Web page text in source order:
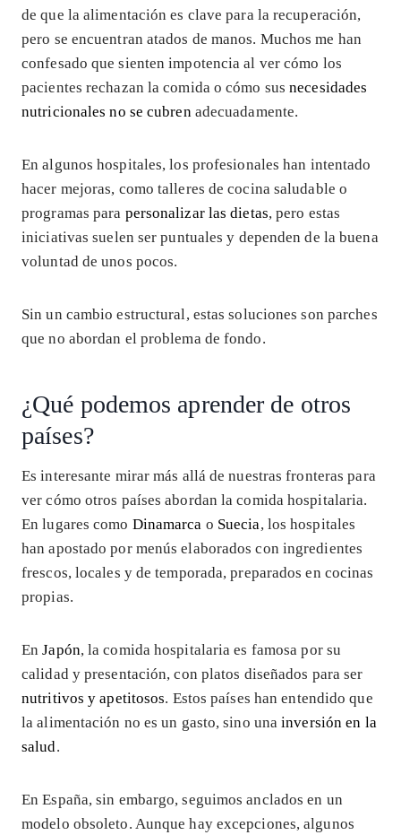
de que la alimentación es clave para la recuperación,
pero se encuentran atados de manos. Muchos me han
confesado que sienten impotencia al ver cómo los
pacientes rechazan la comida o cómo susnecesidades
nutricionales no se cubren adecuadamente.
En algunos hospitales, los profesionales han intentado
hacer mejoras, como talleres de cocina saludable o
programas para personalizar las dietas, pero estas
iniciativas suelen ser puntuales y dependen de la buena
voluntad de unos pocos.
Sin un cambio estructural, estas soluciones son parches
que no abordan el problema de fondo.
¿Qué podemos aprender de otros
países?
Es interesante mirar más allá de nuestras fronteras para
ver cómo otros países abordan la comida hospitalaria.
En lugares como Dinamarca o Suecia, los hospitales
han apostado por menús elaborados con ingredientes
frescos, locales y de temporada, preparados en cocinas
propias.
EnJapón, la comida hospitalaria es famosa por su
calidad y presentación, con platos diseñados para ser
nutritivos y apetitosos. Estos países han entendido que
la alimentación no es un gasto, sino unainversión en la
salud.
En España, sin embargo, seguimos anclados en un
modelo obsoleto. Aunque hay excepciones, algunos